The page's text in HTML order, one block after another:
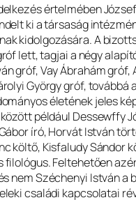
értelmében
ki a társaság
kidolgozására. A
lett, tagjai a négy
gróf, Vay Ábrahám gróf,
György gróf, továbbá
életének jeles
például Dessewffy
író, Horvát István
költő, Kisfaludy Sándor
filológus. Feltehetően
nem Széchenyi István a
családi kapcsolatai